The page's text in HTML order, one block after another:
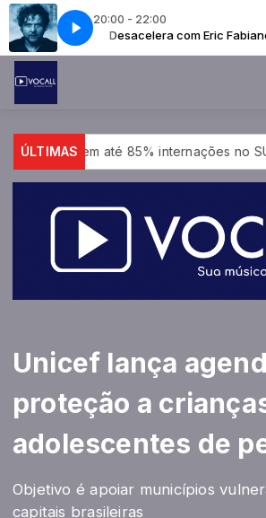
20:00 - 22:00
Desacelera com Eric Fabiano
SIMPLY RED - THE AIR THAT I
ÚLTIMAS
em até 85% internações no SUS por
Unicef lança
proteção a
adolescentes de
Objetivo é apoiar municípios
capitais brasileiras